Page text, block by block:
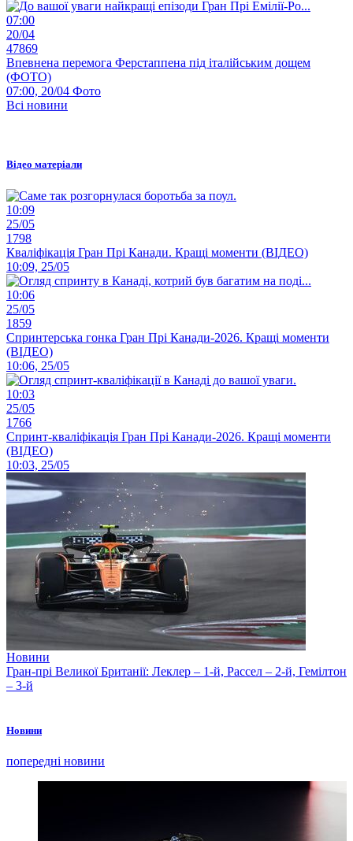
07:00
20/04
47869
Впевнена перемога Ферстаппена під італійським дощем
(ФОТО)
07:00, 20/04 Фото
Всі новини
Відео матеріали
10:09
25/05
1798
Кваліфікація Гран Прі Канади. Кращі моменти (ВІДЕО)
10:09, 25/05
10:06
25/05
1859
Спринтерська гонка Гран Прі Канади-2026. Кращі моменти
(ВІДЕО)
10:06, 25/05
10:03
25/05
1766
Спринт-кваліфікація Гран Прі Канади-2026. Кращі моменти
(ВІДЕО)
10:03, 25/05
Новини
Гран-прі Великої Британії: Леклер – 1-й, Рассел – 2-й, Гемілтон
– 3-й
Новини
попередні новини